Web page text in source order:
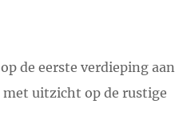
de eerste verdieping aan
uitzicht op de rustige